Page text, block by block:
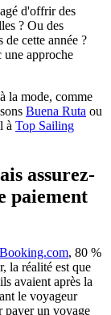
d'offrir des
? Ou des
de cette année ?
une approche
la mode, comme
Buena Ruta ou
à Top Sailing
assurez-
paiement
Booking.com, 80 %
la réalité est que
avaient après la
le voyageur
payer un voyage